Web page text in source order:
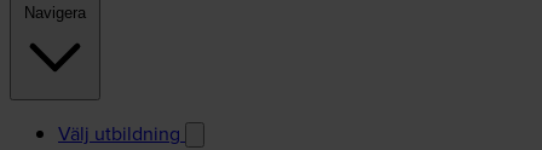
Navigera
Välj utbildning